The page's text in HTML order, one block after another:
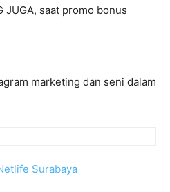
JUGA, saat promo bonus
marketing dan seni dalam